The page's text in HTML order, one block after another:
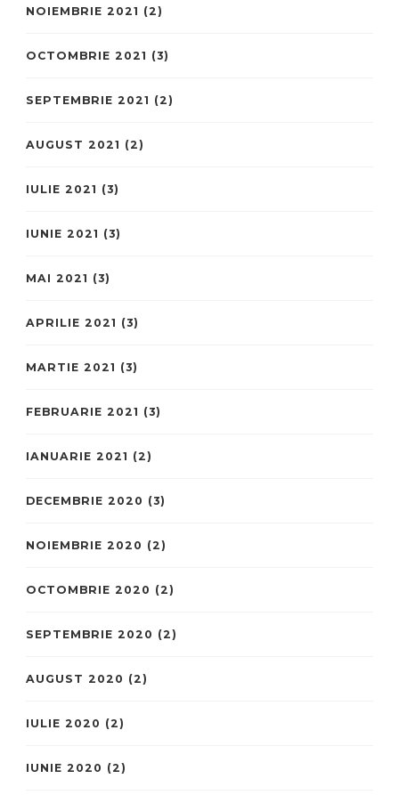
NOIEMBRIE 2021 (2)
OCTOMBRIE 2021 (3)
SEPTEMBRIE 2021 (2)
AUGUST 2021 (2)
IULIE 2021 (3)
IUNIE 2021 (3)
MAI 2021 (3)
APRILIE 2021 (3)
MARTIE 2021 (3)
FEBRUARIE 2021 (3)
IANUARIE 2021 (2)
DECEMBRIE 2020 (3)
NOIEMBRIE 2020 (2)
OCTOMBRIE 2020 (2)
SEPTEMBRIE 2020 (2)
AUGUST 2020 (2)
IULIE 2020 (2)
IUNIE 2020 (2)